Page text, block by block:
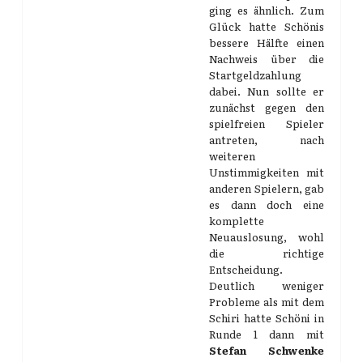
ging es ähnlich. Zum
Glück hatte Schönis
bessere Hälfte einen
Nachweis über die
Startgeldzahlung
dabei. Nun sollte er
zunächst gegen den
spielfreien Spieler
antreten, nach
weiteren
Unstimmigkeiten mit
anderen Spielern, gab
es dann doch eine
komplette
Neuauslosung, wohl
die richtige
Entscheidung.
Deutlich weniger
Probleme als mit dem
Schiri hatte Schöni in
Runde 1 dann mit
Stefan Schwenke